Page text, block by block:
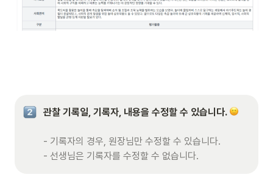
관찰 기록일, 기록자, 내용을 수정할 수 있습니다.
- 기록자의 경우, 원장님만 수정할 수 있습니다.
- 선생님은 기록자를 수정할 수 없습니다.